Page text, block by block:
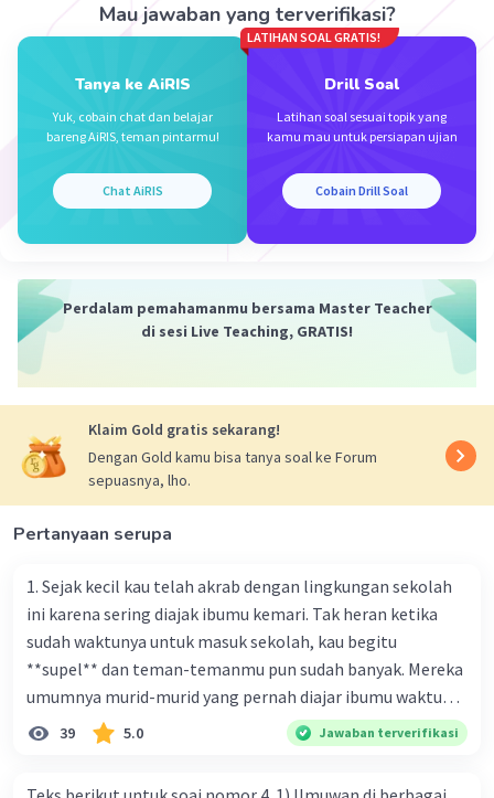
Mau jawaban yang terverifikasi?
Tanya ke AiRIS
Yuk, cobain chat dan belajar
bareng AiRIS, teman pintarmu!
Chat AiRIS
LATIHAN SOAL GRATIS!
Drill Soal
Latihan soal sesuai topik yang
kamu mau untuk persiapan ujian
Cobain Drill Soal
Perdalam pemahamanmu bersama Master Teacher
di sesi Live Teaching, GRATIS!
Klaim Gold gratis sekarang!
Dengan Gold kamu bisa tanya soal ke Forum
sepuasnya, lho.
Pertanyaan serupa
1. Sejak kecil kau telah akrab dengan lingkungan sekolah
ini karena sering diajak ibumu kemari. Tak heran ketika
sudah waktunya untuk masuk sekolah, kau begitu
**supel** dan teman-temanmu pun sudah banyak. Mereka
umumnya murid-murid yang pernah diajar ibumu waktu
kelas satu. Sedangkan aku? Aku waktu itu baru saja pindah
ke kota kecil ini. Makna kata bercetak tebal dalam kutipan
39 5.0 Jawaban terverifikasi